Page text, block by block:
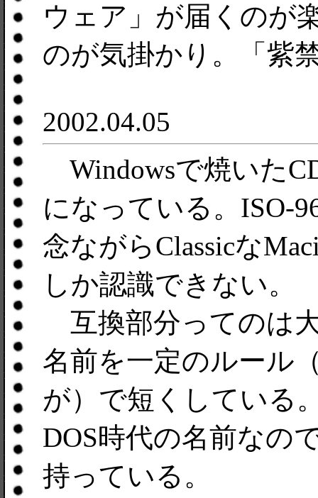
ウェア」が届くのが
のが気掛かり。「紫
2002.04.05
Windowsで焼いた
になっている。ISO-
念ながらClassicな
しか認識できない。
互換部分ってのは
名前を一定のルール
が）で短くしている
DOS時代の名前なの
持っている。